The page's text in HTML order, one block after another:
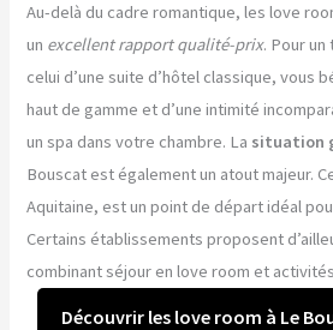
Au-delà du cadre romantique, les love
un excellent rapport qualité-prix. Pour
celui d’une suite d’hôtel classique, vous
haut de gamme et d’une intimité
un spa dans votre chambre. La situation
Bouscat est également un atout majeur.
Aquitaine, est un point de départ idéal
Certains établissements proposent
combinant séjour en love room et
Découvrir les love room à Le